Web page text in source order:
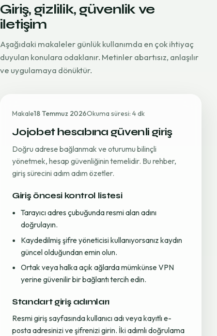
Giriş, gizlilik, güvenlik ve
iletişim
Aşağıdaki makaleler günlük kullanımda en çok ihtiyaç
duyulan konulara odaklanır. Metinler abartısız, anlaşılır
ve uygulamaya dönüktür.
Makale18 Temmuz 2026Okuma süresi: 4 dk
Jojobet hesabına güvenli giriş
Doğru adrese bağlanmak ve oturumu bilinçli
yönetmek, hesap güvenliğinin temelidir. Bu rehber,
giriş sürecini adım adım özetler.
Giriş öncesi kontrol listesi
Tarayıcı adres çubuğunda resmi alan adını
doğrulayın.
Kaydedilmiş şifre yöneticisi kullanıyorsanız kaydın
güncel olduğundan emin olun.
Ortak veya halka açık ağlarda mümkünse VPN
yerine güvenilir bir bağlantı tercih edin.
Standart giriş adımları
Resmi giriş sayfasında kullanıcı adı veya kayıtlı e-
posta adresinizi ve şifrenizi girin. İki adımlı doğrulama